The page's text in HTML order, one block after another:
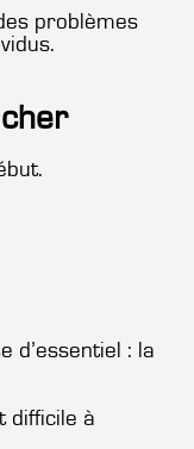
problèmes
d’essentiel : la
difficile à